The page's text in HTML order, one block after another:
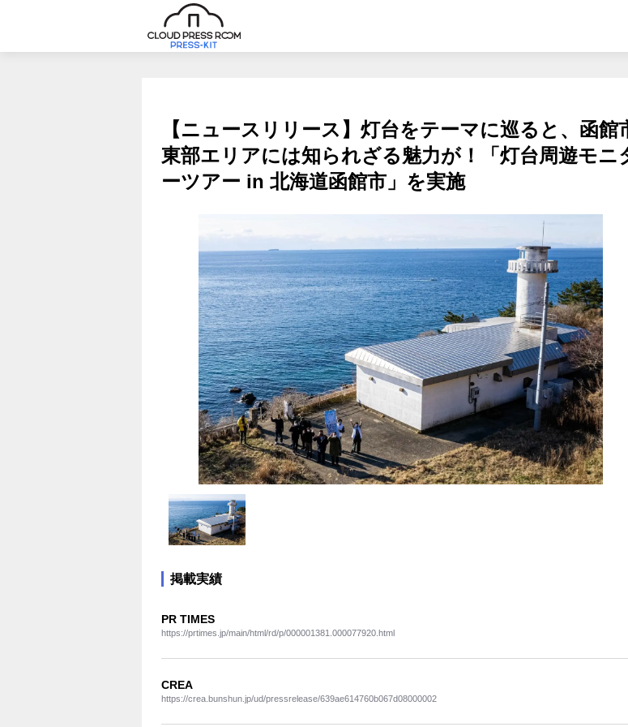
【ニュースリリース】灯台をテーマに巡ると、函館
東部エリアには知られざる魅力が！「灯台周遊モニ
ーツアー in 北海道函館市」を実施
掲載実績
PR TIMES
https://prtimes.jp/main/html/rd/p/000001381.000077920.html
CREA
https://crea.bunshun.jp/ud/pressrelease/639ae614760b067d08000002